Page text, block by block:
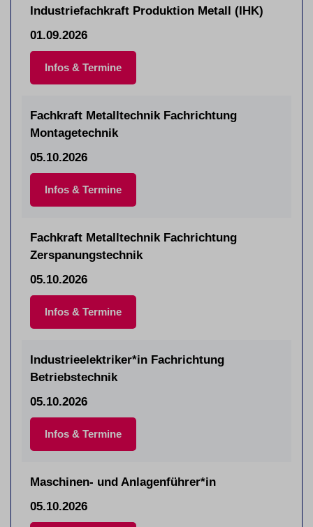
Industriefachkraft Produktion Metall (IHK)
01.09.2026
Infos & Termine
Fachkraft Metalltechnik Fachrichtung
Montagetechnik
05.10.2026
Infos & Termine
Fachkraft Metalltechnik Fachrichtung
Zerspanungstechnik
05.10.2026
Infos & Termine
Industrieelektriker*in Fachrichtung
Betriebstechnik
05.10.2026
Infos & Termine
Maschinen- und Anlagenführer*in
05.10.2026